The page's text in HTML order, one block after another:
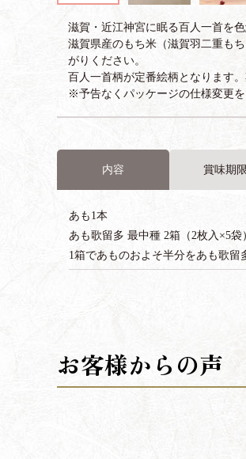
滋賀・近江神宮に眠る百人一首を色
滋賀県産のもち米（滋賀羽二重も
がりください。
百人一首柄が定番絵柄となります
※予告なくパッケージの仕様変更
内容 賞味期限
あも1本
あも歌留多 最中種 2箱（2枚入×5袋
1箱であものおよそ半分をあも歌留